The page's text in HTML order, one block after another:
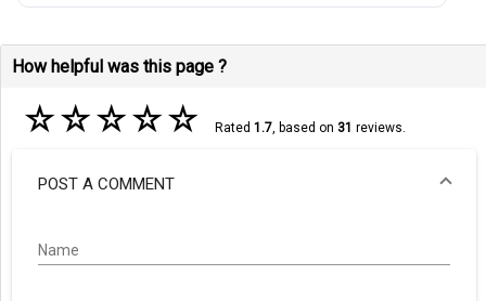
How helpful was this page ?
☆☆☆☆☆ Rated 1.7, based on 31 reviews.
POST A COMMENT
Name